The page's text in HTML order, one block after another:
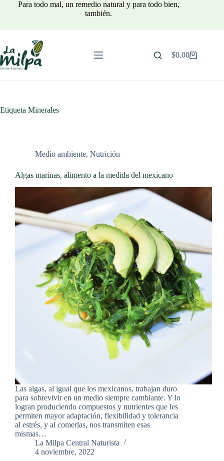
Para todo mal, un remedio natural y para todo bien,
también.
Carro
$0.00
Etiqueta Minerales
Medio ambiente, Nutrición
Algas marinas, alimento a la medida del mexicano
Las algas, al igual que los mexicanos, trabajan duro
para sobrevivir en un medio siempre cambiante. Y lo
logran produciendo compuestos y nutrientes que les
permiten mayor adaptación, flexibilidad y tolerancia
al estrés, y al comerlas, nos transmiten esas
mismas…
La Milpa Central Naturista
4 noviembre, 2022